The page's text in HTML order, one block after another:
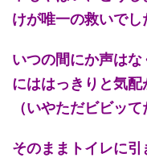
けが唯一の救いでし
いつの間にか声は
にははっきりと気配
（いやただビビッ
そのままトイレに